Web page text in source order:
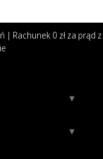
| Rachunek 0 zł za prąd z